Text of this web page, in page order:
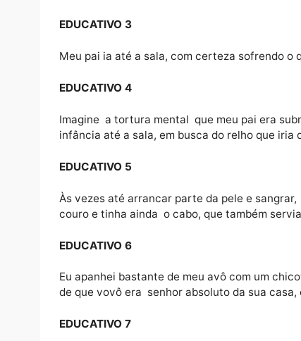
Divulgação
EDUCATVO 2
Quando meu avô decidia que meu pai
pai: “Vai lá na sala e busca o relho, que
EDUCATIVO 3
Meu pai ia até a sala, com certeza
EDUCATIVO 4
Imagine a tortura mental que meu pai
infância até a sala, em busca do relho
EDUCATIVO 5